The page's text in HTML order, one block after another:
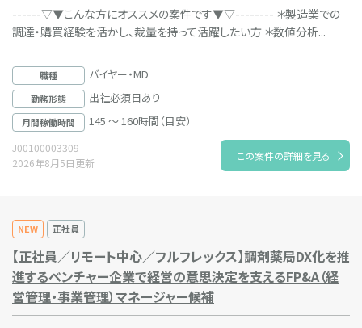
------▽▼こんな方にオススメの案件です▼▽-------- ＊製造業での
調達・購買経験を活かし、裁量を持って活躍したい方 ＊数値分析...
職種 バイヤー・MD
勤務形態 出社必須日あり
月間稼働時間 145 ～ 160時間（目安）
J00100003309
2026年8月5日更新
この案件の詳細を見る
NEW 正社員
【正社員／リモート中心／フルフレックス】調剤薬局DX化を推
進するベンチャー企業で経営の意思決定を支えるFP&A（経
営管理・事業管理）マネージャー候補